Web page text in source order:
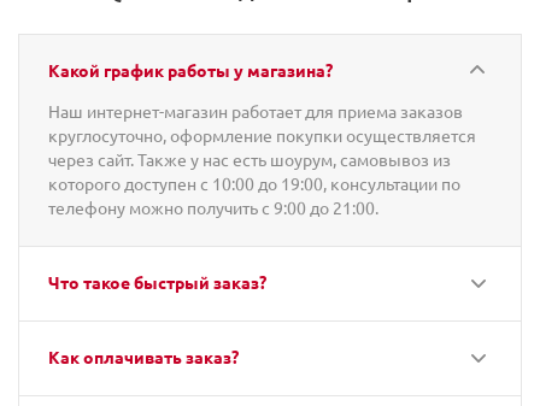
Какой график работы у магазина?
Наш интернет-магазин работает для приема заказов
круглосуточно, оформление покупки осуществляется
через сайт. Также у нас есть шоурум, самовывоз из
которого доступен с 10:00 до 19:00, консультации по
телефону можно получить с 9:00 до 21:00.
Что такое быстрый заказ?
Как оплачивать заказ?